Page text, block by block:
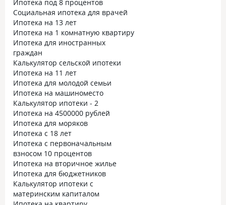
Ипотека под 8 процентов
Социальная ипотека для врачей
Ипотека на 13 лет
Ипотека на 1 комнатную квартиру
Ипотека для иностранных
граждан
Калькулятор сельской ипотеки
Ипотека на 11 лет
Ипотека для молодой семьи
Ипотека на машиноместо
Калькулятор ипотеки - 2
Ипотека на 4500000 рублей
Ипотека для моряков
Ипотека с 18 лет
Ипотека с первоначальным
взносом 10 процентов
Ипотека на вторичное жилье
Ипотека для бюджетников
Калькулятор ипотеки с
материнским капиталом